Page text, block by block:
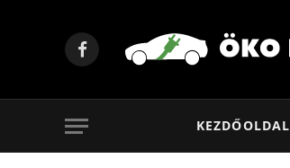
Facebook
KEZDŐOLDAL